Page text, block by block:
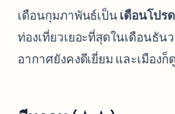
เดือนกุมภาพันธ์เป็นเดือนโปร
ท่องเที่ยวเยอะที่สุดในเดือนธั
อากาศยังคงดีเยี่ยม และเมือง